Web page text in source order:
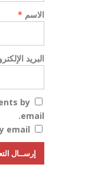
الاسم *
البريد
by
email.
email.